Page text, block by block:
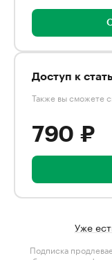
Доступ к
Также вы сможете
790 ₽
Уже
Подписка